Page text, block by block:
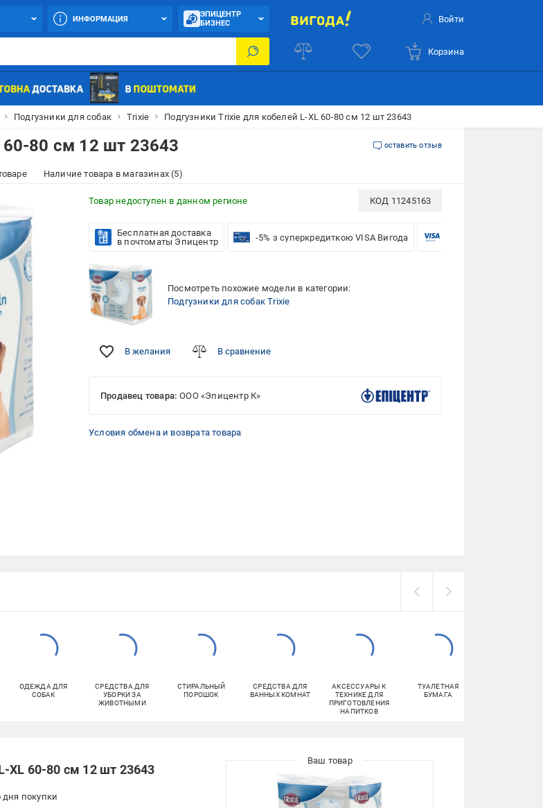
ИНФОРМАЦИЯ
ЭПИЦЕНТР
БИЗНЕС
Войти
Корзина
Подгузники для собак Trixie Подгузники Trixie для кобелей L-XL 60-80 см 12 шт 23643
60-80 см 12 шт 23643 оставить отзыв
Наличие товара в магазинах (5)
Товар недоступен в данном регионе КОД 11245163
Бесплатная доставка
в почтоматы Эпицентр
-5% з суперкредиткою VISA Вигода
Посмотреть похожие модели в категории:
Подгузники для собак Trixie
В желания В сравнение
Продавец товара: ООО «Эпицентр К»
Условия обмена и возврата товара
ОДЕЖДА ДЛЯ
СОБАК
СРЕДСТВА ДЛЯ
УБОРКИ ЗА
ЖИВОТНЫМИ
СТИРАЛЬНЫЙ
ПОРОШОК
СРЕДСТВА ДЛЯ
ВАННЫХ КОМНАТ
АКСЕССУАРЫ К
ТЕХНИКЕ ДЛЯ
ПРИГОТОВЛЕНИЯ
НАПИТКОВ
ТУАЛЕТНАЯ
БУМАГА
XL 60-80 см 12 шт 23643
дня покупки